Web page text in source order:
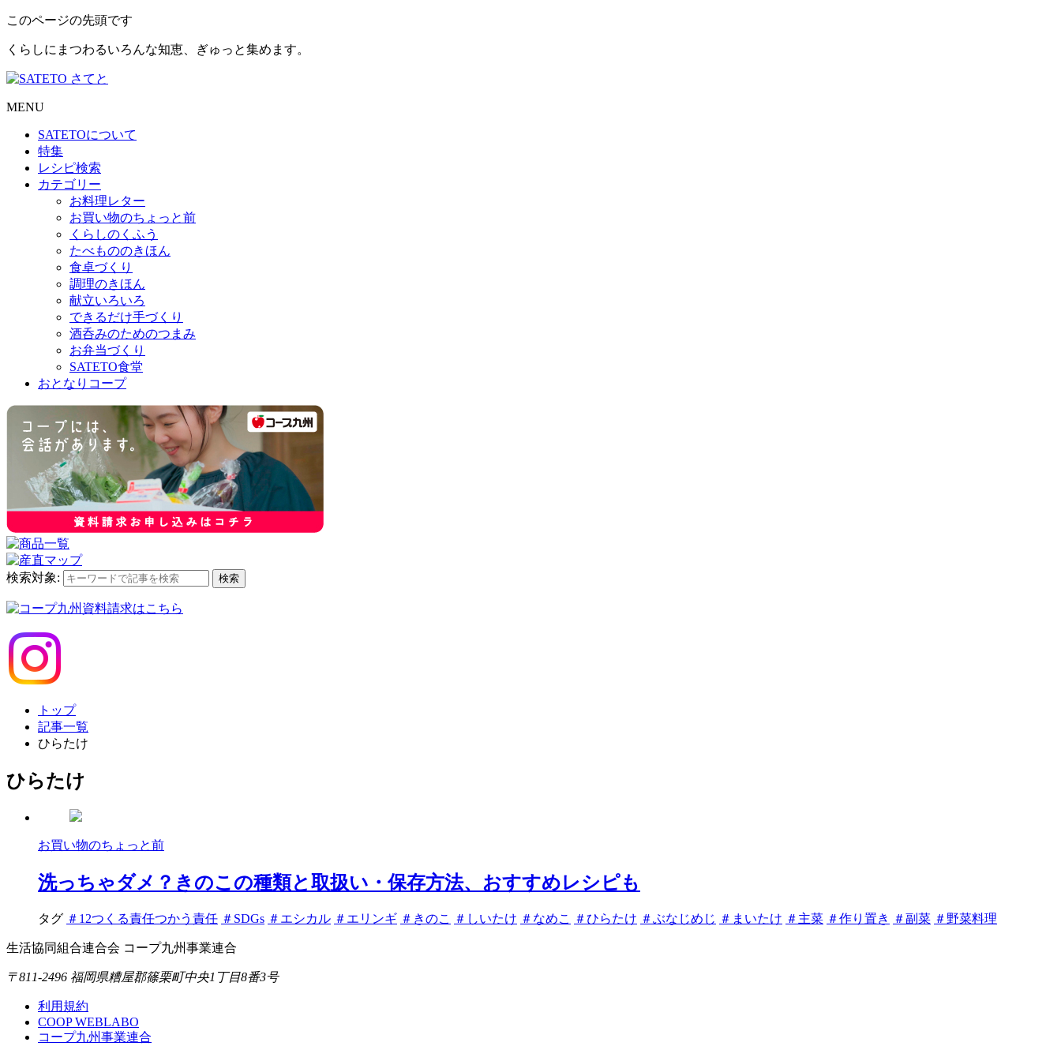
このページの先頭です
くらしにまつわるいろんな知恵、ぎゅっと集めます。
MENU
SATETOについて
特集
レシピ検索
カテゴリー
お料理レター
お買い物のちょっと前
くらしのくふう
たべもののきほん
食卓づくり
調理のきほん
献立いろいろ
できるだけ手づくり
酒呑みのためのつまみ
お弁当づくり
SATETO食堂
おとなりコープ
検索対象: 検索
トップ
記事一覧
ひらたけ
ひらたけ
お買い物のちょっと前
洗っちゃダメ？きのこの種類と取扱い・保存方法、おすすめレシピも
タグ ＃12つくる責任つかう責任 ＃SDGs ＃エシカル ＃エリンギ ＃きのこ ＃しいたけ ＃なめこ ＃ひらたけ ＃ぶなじめじ ＃まいたけ ＃主菜 ＃作り置き ＃副菜 ＃野菜料理
生活協同組合連合会 コープ九州事業連合
〒811-2496 福岡県糟屋郡篠栗町中央1丁目8番3号
利用規約
COOP WEBLABO
コープ九州事業連合